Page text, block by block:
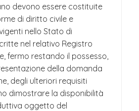
devono essere costituite
di diritto civile e
nello Stato di
nel relativo Registro
fermo restando il possesso,
della domanda
degli ulteriori requisiti
dimostrare la disponibilità
oggetto del